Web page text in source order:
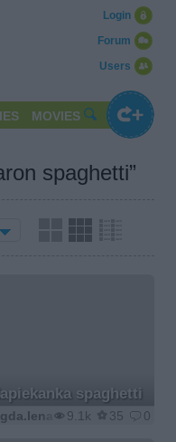
Users
Forum
Login
MOVIES
spaghetti”
spaghetti
9.1k 35 0